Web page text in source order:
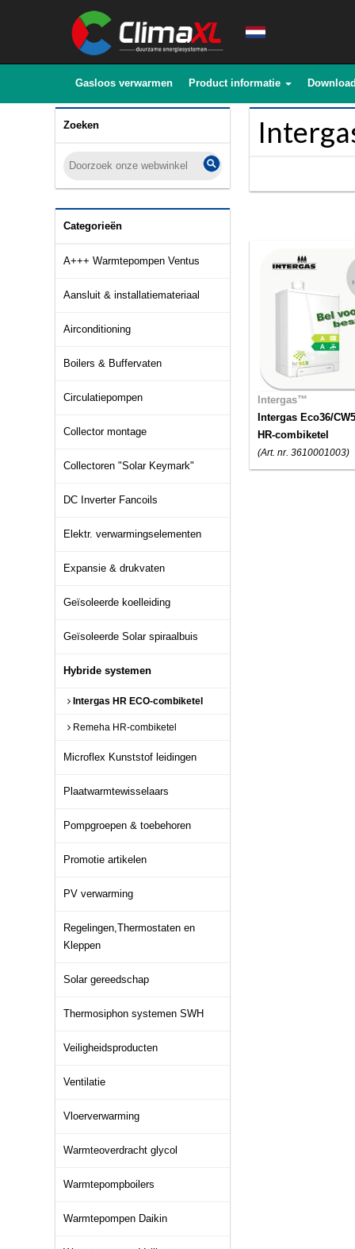
Gasloos verwarmen Product informatie
Zoeken
Categorieën
A+++ Warmtepompen Ventus
Aansluit & installatiemateriaal
Airconditioning
Boilers & Buffervaten
Circulatiepompen
Collector montage
Collectoren "Solar Keymark"
DC Inverter Fancoils
Elektr. verwarmingselementen
Expansie & drukvaten
Geïsoleerde koelleiding
Geïsoleerde Solar spiraalbuis
Hybride systemen
Intergas HR ECO-combiketel
Remeha HR-combiketel
Microflex Kunststof leidingen
Plaatwarmtewisselaars
Pompgroepen & toebehoren
Promotie artikelen
PV verwarming
Regelingen,Thermostaten en
Kleppen
Solar gereedschap
Thermosiphon systemen SWH
Veiligheidsproducten
Ventilatie
Vloerverwarming
Warmteoverdracht glycol
Warmtepompboilers
Warmtepompen Daikin
Intergas™
Intergas Eco36/CW5
HR-combiketel
(Art. nr. 3610001003)